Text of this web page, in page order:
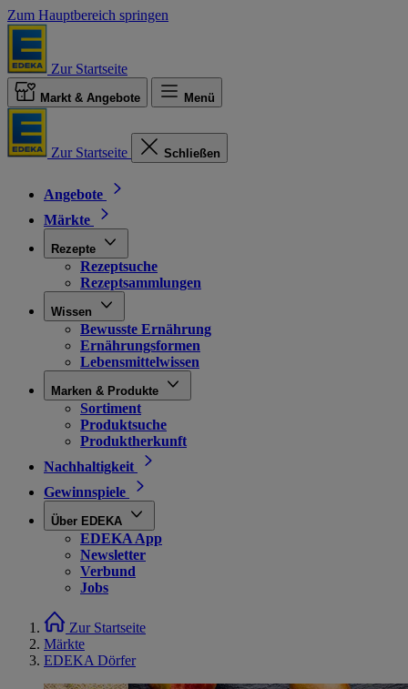
Zum Hauptbereich springen
Zur Startseite
Markt & Angebote Menü
Zur Startseite Schließen
Angebote
Märkte
Rezepte
Rezeptsuche
Rezeptsammlungen
Wissen
Bewusste Ernährung
Ernährungsformen
Lebensmittelwissen
Marken & Produkte
Sortiment
Produktsuche
Produktherkunft
Nachhaltigkeit
Gewinnspiele
Über EDEKA
EDEKA App
Newsletter
Verbund
Jobs
Zur Startseite
Märkte
EDEKA Dörfer